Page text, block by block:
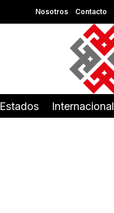
Nosotros Contacto
Estados Internacional